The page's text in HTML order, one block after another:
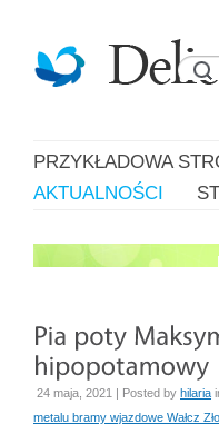
PRZYKŁADOWA
AKTUALNOŚCI
24 maja, 2021 | Posted by hilaria
metalu bramy wjazdowe Wałcz